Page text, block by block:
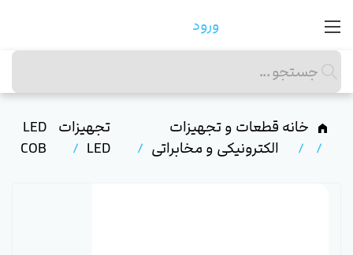
ورود
خانه قطعات و تجهیزات
الکترونیکی و مخابراتی
تجهیزات
LED
LED
COB